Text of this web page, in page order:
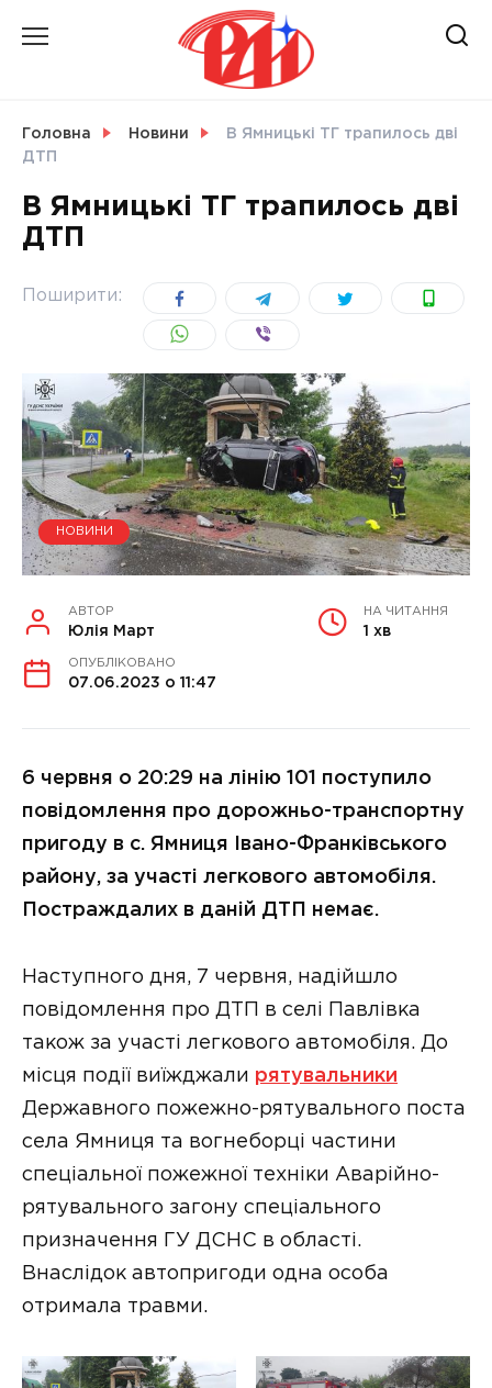
УКРАЇНА
Головна Новини
В Ямницькі ТГ трапилось дві
ДТП
В Ямницькі ТГ трапилось дві
ДТП
Поширити:
НОВИНИ
АВТОР
Юлія Март
НА ЧИТАННЯ
1 хв
ОПУБЛІКОВАНО
07.06.2023 о 11:47
6 червня о 20:29 на лінію 101 поступило
повідомлення про дорожньо-транспортну
пригоду в с. Ямниця Івано-Франківського
району, за участі легкового автомобіля.
Постраждалих в даній ДТП немає.
Наступного дня, 7 червня, надійшло
повідомлення про ДТП в селі Павлівка
також за участі легкового автомобіля. До
місця події виїжджали рятувальники
Державного пожежно-рятувального поста
села Ямниця та вогнеборці частини
спеціальної пожежної техніки Аварійно-
рятувального загону спеціального
призначення ГУ ДСНС в області.
Внаслідок автопригоди одна особа
отримала травми.